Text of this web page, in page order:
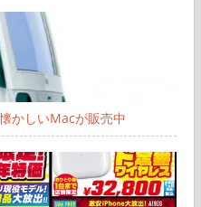
かしいMacが販売中